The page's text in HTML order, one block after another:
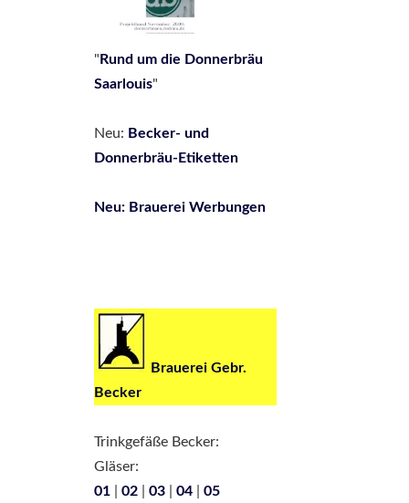
" Rund um die Donnerbräu
Saarlouis"
Neu: Becker- und
Donnerbräu-Etiketten
Neu: Brauerei Werbungen
Brauerei Gebr.
Becker
Trinkgefäße Becker:
Gläser:
01| 02| 03| 04| 05